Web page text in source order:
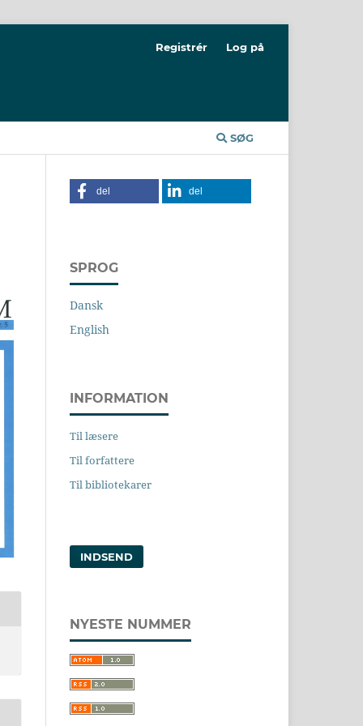
SØG
Registrér Log på
del del
SPROG
Dansk
English
INFORMATION
Til læsere
Til forfattere
Til bibliotekarer
INDSEND
NYESTE NUMMER